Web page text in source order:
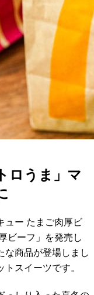
ロうま」マ
ュー たまご肉厚ビ
ビーフ」を発売し
な商品が登場しまし
スイーツです。